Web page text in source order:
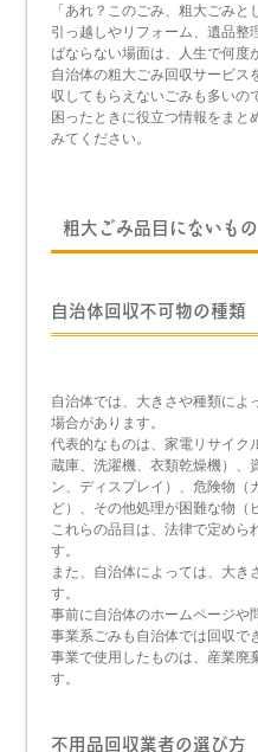
「あれ？このごみ、粗大ごみと
引っ越しやリフォーム、遺品整
ばならない場面は、人生で何度
自治体の粗大ごみ回収サービス
収してもらえないごみも多いの
困ったときに役立つ情報をまと
みてください。
粗大ごみ品目にないも
自治体回収不可物の種類
自治体では、大きさや種類によ
場合があります。
代表的なものは、家電リサイク
蔵庫、洗濯機、衣類乾燥機）、
ン、ディスプレイ）、危険物（
ど）、その他処理が困難な物（
これらの品目は、法律で定めら
す。
また、自治体によっては、大き
す。
事前に自治体のホームページや
事業系ごみも自治体では回収で
事業で使用したものは、産業廃
す。
不用品回収業者の選び方